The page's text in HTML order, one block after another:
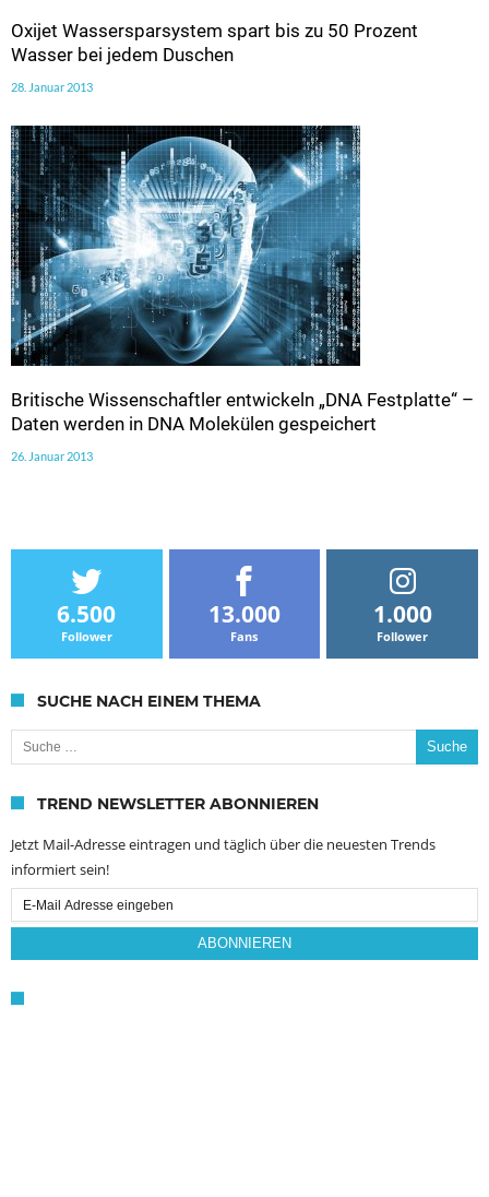
Oxijet Wassersparsystem spart bis zu 50 Prozent
Wasser bei jedem Duschen
28. Januar 2013
Britische Wissenschaftler entwickeln „DNA Festplatte“ –
Daten werden in DNA Molekülen gespeichert
26. Januar 2013
6.500
Follower
13.000
Fans
1.000
Follower
SUCHE NACH EINEM THEMA
Suche nach:
TREND NEWSLETTER ABONNIEREN
Jetzt Mail-Adresse eintragen und täglich über die neuesten Trends
informiert sein!
Email
Subscription
ABONNIEREN